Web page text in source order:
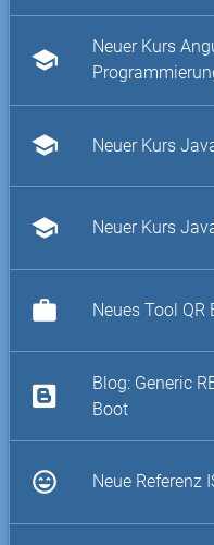
school
Neuer Kurs
school Neuer Kurs
school Neuer Kurs
work Neues Tool QR
Blog: Generic
Boot
sentiment_very_satisfied Neue Referenz